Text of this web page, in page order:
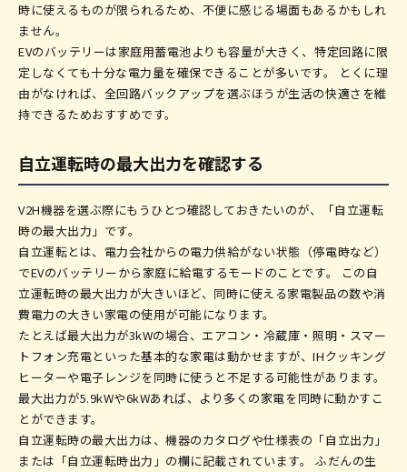
時に使えるものが限られるため、不便に感じる場面もあるかもしれ
ません。
EVのバッテリーは家庭用蓄電池よりも容量が大きく、特定回路に限
定しなくても十分な電力量を確保できることが多いです。 とくに理
由がなければ、全回路バックアップを選ぶほうが生活の快適さを維
持できるためおすすめです。
自立運転時の最大出力を確認する
V2H機器を選ぶ際にもうひとつ確認しておきたいのが、「自立運転
時の最大出力」です。
自立運転とは、電力会社からの電力供給がない状態（停電時など）
でEVのバッテリーから家庭に給電するモードのことです。 この自
立運転時の最大出力が大きいほど、同時に使える家電製品の数や消
費電力の大きい家電の使用が可能になります。
たとえば最大出力が3kWの場合、エアコン・冷蔵庫・照明・スマー
トフォン充電といった基本的な家電は動かせますが、IHクッキング
ヒーターや電子レンジを同時に使うと不足する可能性があります。
最大出力が5.9kWや6kWあれば、より多くの家電を同時に動かすこ
とができます。
自立運転時の最大出力は、機器のカタログや仕様表の「自立出力」
または「自立運転時出力」の欄に記載されています。 ふだんの生